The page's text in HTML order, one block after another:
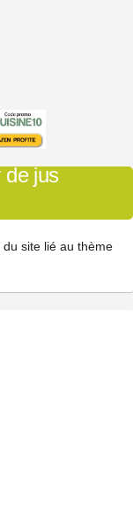
de jus
site lié au thème